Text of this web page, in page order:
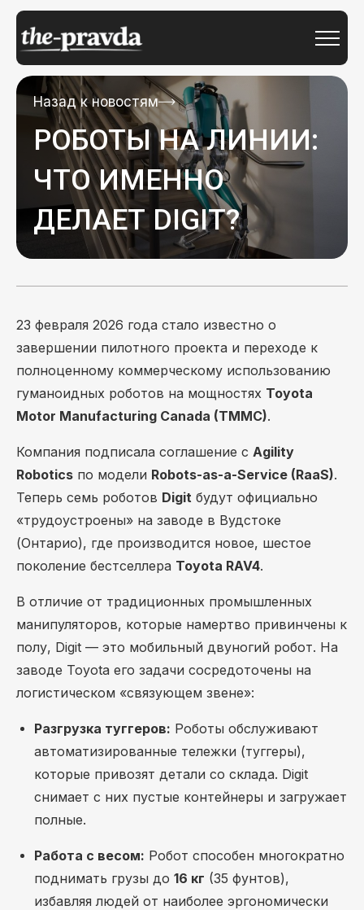
Назад к новостям
РОБОТЫ НА ЛИНИИ:
ЧТО ИМЕННО
ДЕЛАЕТ DIGIT?
23 февраля 2026 года стало известно о
завершении пилотного проекта и переходе к
полноценному коммерческому использованию
гуманоидных роботов на мощностях Toyota
Motor Manufacturing Canada (TMMC).
Компания подписала соглашение с Agility
Robotics по модели Robots-as-a-Service (RaaS).
Теперь семь роботов Digit будут официально
«трудоустроены» на заводе в Вудстоке
(Онтарио), где производится новое, шестое
поколение бестселлера Toyota RAV4.
В отличие от традиционных промышленных
манипуляторов, которые намертво привинчены к
полу, Digit — это мобильный двуногий робот. На
заводе Toyota его задачи сосредоточены на
логистическом «связующем звене»:
Разгрузка туггеров: Роботы обслуживают
автоматизированные тележки (туггеры),
которые привозят детали со склада. Digit
снимает с них пустые контейнеры и загружает
полные.
Работа с весом: Робот способен многократно
поднимать грузы до 16 кг (35 фунтов),
избавляя людей от наиболее эргономически